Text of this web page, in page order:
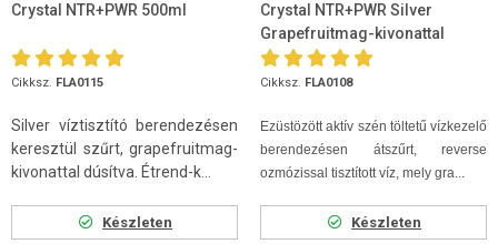
Crystal NTR+PWR 500ml
Cikksz. FLA0115
Silver víztisztító berendezésen
keresztül szűrt, grapefruitmag-
kivonattal dúsítva. Étrend-k...
Készleten
Crystal NTR+PWR Silver
Grapefruitmag-kivonattal
200ml
Cikksz. FLA0108
Ezüstözött aktív szén töltetű vízkezelő
berendezésen átszűrt, reverse
ozmózissal tisztított víz, mely gra...
Készleten